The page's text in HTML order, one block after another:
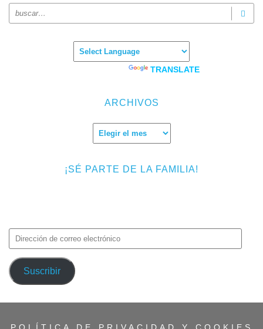
TRANSLATE
ARCHIVOS
Archivos
¡SÉ PARTE DE LA FAMILIA!
Dirección
de
correo
electrónico
Suscribir